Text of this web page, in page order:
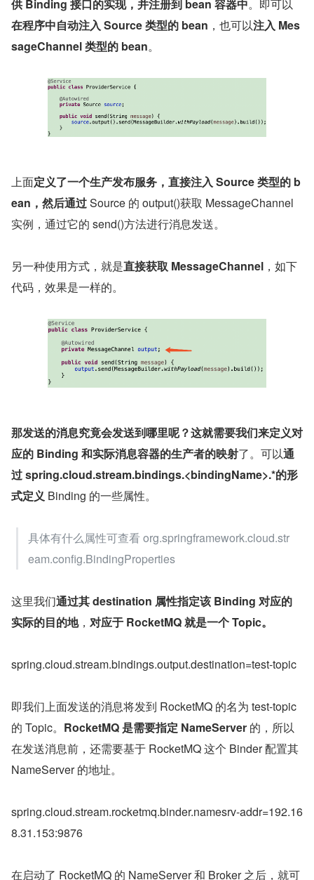
供 Binding 接口的实现，并注册到 bean 容器中。即可以
在程序中自动注入 Source 类型的 bean ，也可以注入 Mes
sageChannel 类型的 bean。
上面定义了一个生产发布服务， 直接注入 Source 类型的 b
ean ，然后通过 Source 的 output()获取 MessageChannel
实例，通过它的 send()方法进行消息发送。
另一种使用方式，就是直接获取 MessageChannel ，如下
代码，效果是一样的。
那发送的消息究竟会发送到哪里呢？这就需要我们来定义对
应的 Binding 和实际消息容器的生产者的映射了。可以通
过 spring.cloud.stream.bindings.<bindingName>.*的形
式定义 Binding 的一些属性。
具体有什么属性可查看 org.springframework.cloud.str
eam.config.BindingProperties
这里我们通过其 destination 属性指定该 Binding 对应的
实际的目的地， 对应于 RocketMQ 就是一个 Topic。
spring.cloud.stream.bindings.output.destination=test-topic
即我们上面发送的消息将发到 RocketMQ 的名为 test-topic
的 Topic。 RocketMQ 是需要指定 NameServer 的，所以
在发送消息前，还需要基于 RocketMQ 这个 Binder 配置其
NameServer 的地址。
spring.cloud.stream.rocketmq.binder.namesrv-addr=192.16
8.31.153:9876
在启动了 RocketMQ 的 NameServer 和 Broker 之后，就可